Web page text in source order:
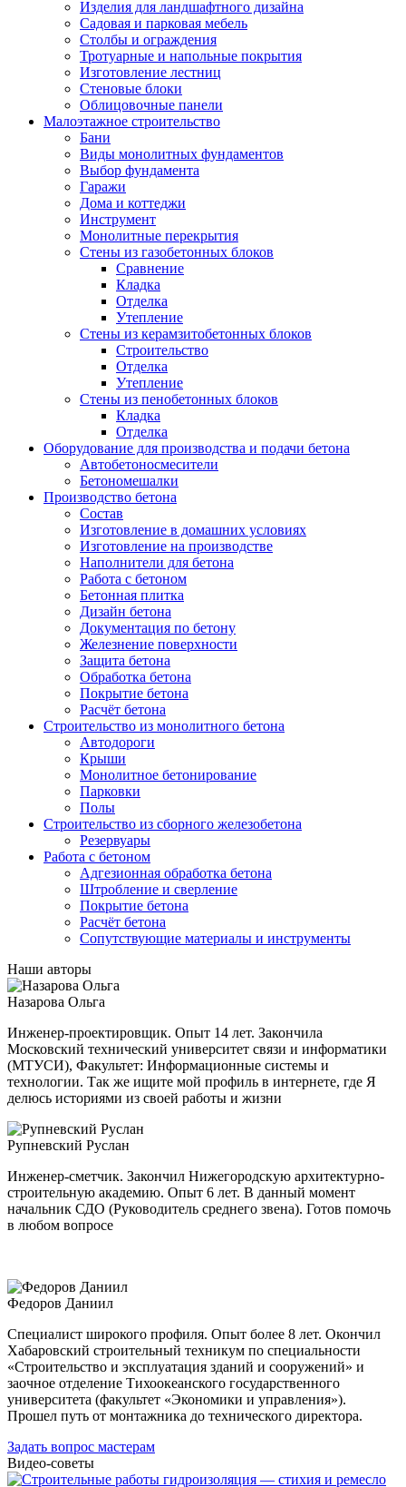
Изделия для ландшафтного дизайна
Садовая и парковая мебель
Столбы и ограждения
Тротуарные и напольные покрытия
Изготовление лестниц
Стеновые блоки
Облицовочные панели
Малоэтажное строительство
Бани
Виды монолитных фундаментов
Выбор фундамента
Гаражи
Дома и коттеджи
Инструмент
Монолитные перекрытия
Стены из газобетонных блоков
Сравнение
Кладка
Отделка
Утепление
Стены из керамзитобетонных блоков
Строительство
Отделка
Утепление
Стены из пенобетонных блоков
Кладка
Отделка
Оборудование для производства и подачи бетона
Автобетоносмесители
Бетономешалки
Производство бетона
Состав
Изготовление в домашних условиях
Изготовление на производстве
Наполнители для бетона
Работа с бетоном
Бетонная плитка
Дизайн бетона
Документация по бетону
Железнение поверхности
Защита бетона
Обработка бетона
Покрытие бетона
Расчёт бетона
Строительство из монолитного бетона
Автодороги
Крыши
Монолитное бетонирование
Парковки
Полы
Строительство из сборного железобетона
Резервуары
Работа с бетоном
Адгезионная обработка бетона
Штробление и сверление
Покрытие бетона
Расчёт бетона
Сопутствующие материалы и инструменты
Наши авторы
Назарова Ольга
Инженер-проектировщик. Опыт 14 лет. Закончила
Московский технический университет связи и информатики
(МТУСИ), Факультет: Информационные системы и
технологии. Так же ищите мой профиль в интернете, где Я
делюсь историями из своей работы и жизни
Рупневский Руслан
Инженер-сметчик. Закончил Нижегородскую архитектурно-
строительную академию. Опыт 6 лет. В данный момент
начальник СДО (Руководитель среднего звена). Готов помочь
в любом вопросе
Федоров Даниил
Специалист широкого профиля. Опыт более 8 лет. Окончил
Хабаровский строительный техникум по специальности
«Строительство и эксплуатация зданий и сооружений» и
заочное отделение Тихоокеанского государственного
университета (факультет «Экономики и управления»).
Прошел путь от монтажника до технического директора.
Задать вопрос мастерам
Видео-советы